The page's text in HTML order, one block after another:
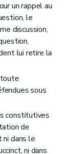
un rappel au
le
discussion,
lui retire la
sous
constitutives
de
ni dans le
ni dans